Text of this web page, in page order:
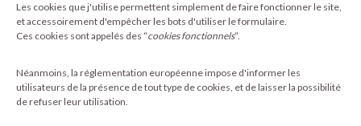
Les cookies que j'utilise permettent simplement de faire fonctionner le site,
et accessoirement d'empêcher les bots d'utiliser le formulaire.
Ces cookies sont appelés des “cookies fonctionnels”.
Néanmoins, la réglementation européenne impose d'informer les
utilisateurs de la présence de tout type de cookies, et de laisser la possibilité
de refuser leur utilisation.
blanc et rouge
25,00€